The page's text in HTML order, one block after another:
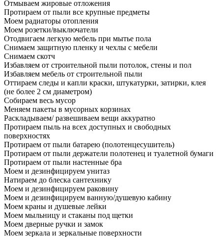
Отмываем жировые отложения
Протираем от пыли все крупные предметы
Моем радиаторы отопления
Моем розетки/выключатели
Отодвигаем легкую мебель при мытье пола
Снимаем защитную пленку и чехлы с мебели
Снимаем скотч
Избавляем от строительной пыли потолок, стены и пол
Избавляем мебель от строительной пыли
Оттираем следы и капли краски, штукатурки, затирки, клея
(не более 2 см диаметром)
Собираем весь мусор
Меняем пакеты в мусорных корзинах
Раскладываем/ развешиваем вещи аккуратно
Протираем пыль на всех доступных и свободных
поверхностях
Протираем от пыли батарею (полотенцесушитель)
Протираем от пыли держатели полотенец и туалетной бумаги
Протираем от пыли настенные бра
Моем и дезинфицируем унитаз
Натираем до блеска сантехнику
Моем и дезинфицируем раковину
Моем и дезинфицируем ванную/душевую кабину
Моем краны и душевые лейки
Моем мыльницу и стаканы под щетки
Моем дверные ручки и замок
Моем зеркала и зеркальные поверхности